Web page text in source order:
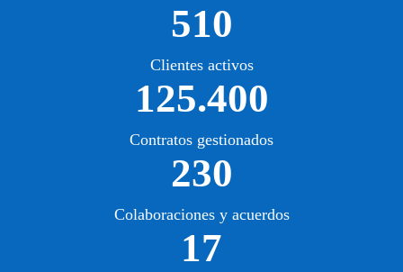
510
Clientes activos
125.400
Contratos gestionados
230
Colaboraciones y acuerdos
17